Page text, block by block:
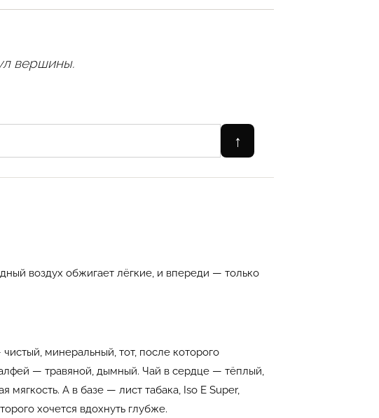
вершины.
↑
воздух обжигает лёгкие, и впереди — только
минеральный, тот, после которого
— травяной, дымный. Чай в сердце — тёплый,
А в базе — лист табака, Iso E Super,
хочется вдохнуть глубже.